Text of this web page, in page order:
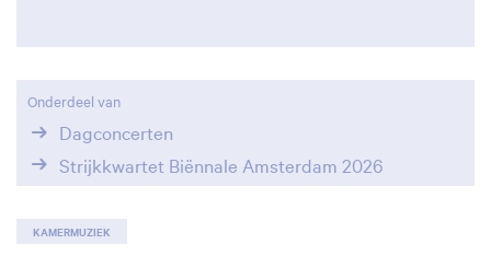
Onderdeel van
Dagconcerten
Strijkkwartet Biënnale Amsterdam 2026
KAMERMUZIEK